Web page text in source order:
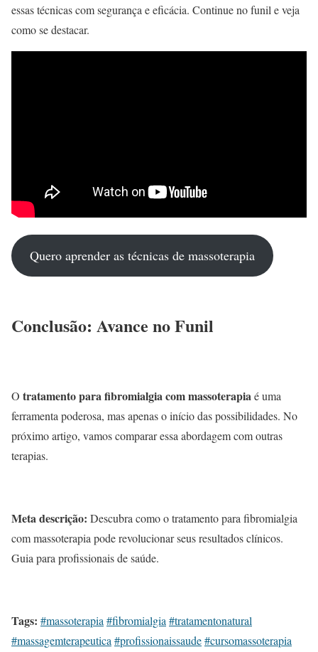
essas técnicas com segurança e eficácia. Continue no funil e veja
como se destacar.
Quero aprender as técnicas de massoterapia
Conclusão: Avance no Funil
O tratamento para fibromialgia com massoterapiaé uma
ferramenta poderosa, mas apenas o início das possibilidades. No
próximo artigo, vamos comparar essa abordagem com outras
terapias.
Meta descrição: Descubra como o tratamento para fibromialgia
com massoterapia pode revolucionar seus resultados clínicos.
Guia para profissionais de saúde.
Tags: #massoterapia #fibromialgia #tratamentonatural
#massagemterapeutica #profissionaissaude#cursomassoterapia